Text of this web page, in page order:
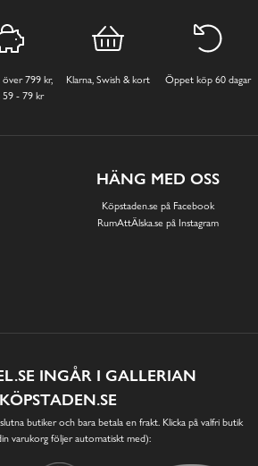
799 kr,
59 - 79 kr
Klarna, Swish & kort Öppet köp 60 dagar
HÄNG MED OSS
Köpstaden.se på Facebook
RumAttÄlska.se på Instagram
INGÅR I GALLERIAN
KÖPSTADEN.SE
butiker och bara betala en frakt. Klicka på valfri butik
varukorg följer automatiskt med):